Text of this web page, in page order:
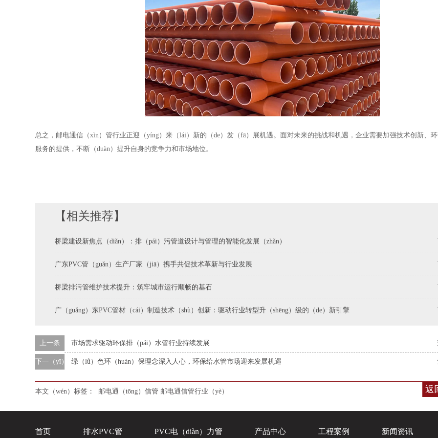
总之，邮电通信（xìn）管行业正迎（yíng）来（lái）新的（de）发（fā）展机遇。面对未来的挑战和机遇，企业需要加强技术创新、
服务的提供，不断（duàn）提升自身的竞争力和市场地位。
【相关推荐】
桥梁建设新焦点（diǎn）：排（pái）污管道设计与管理的智能化发展（zhǎn）
广东PVC管（guǎn）生产厂家（jiā）携手共促技术革新与行业发展
桥梁排污管维护技术提升：筑牢城市运行顺畅的基石
广（guǎng）东PVC管材（cái）制造技术（shù）创新：驱动行业转型升（shēng）级的（de）新引擎
上一条 市场需求驱动环保排（pái）水管行业持续发展
下一（yī）条绿（lǜ）色环（huán）保理念深入人心，环保给水管市场迎来发展机遇
返
本文（wén）标签： 邮电通（tōng）信管 邮电通信管行业（yè）
首页 排水PVC管 PVC电（diàn）力管 产品中心 工程案例 新闻资讯